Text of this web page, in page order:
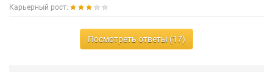
Карьерный рост:
Посмотреть ответы (17)